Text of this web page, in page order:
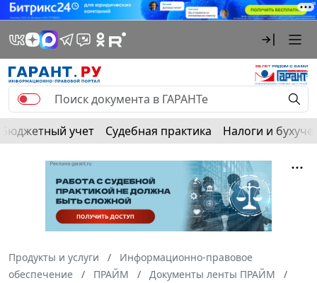
Бюджетный учет Судебная практика Налоги и
Продукты и услуги
Информационно-правовое
обеспечение
ПРАЙМ
Документы ленты ПРАЙМ